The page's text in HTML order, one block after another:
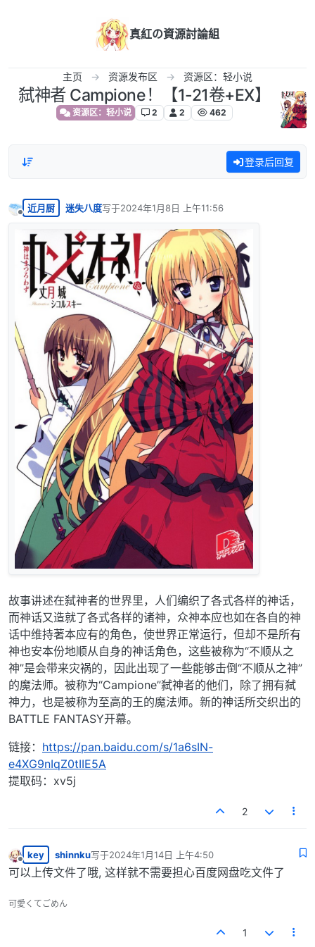
真紅の資源討論組
主页 资源发布区 资源区：轻小说
弑神者 Campione！【1-21卷+EX】
资源区：轻小说 2 2 462
登录后回复
离线
近月厨 迷失八度写于2024年1月8日 上午11:56
最后由 编辑
故事讲述在弑神者的世界里，人们编织了各式各样的神话，
而神话又造就了各式各样的诸神，众神本应也如在各自的神
话中维持著本应有的角色，使世界正常运行，但却不是所有
神也安本份地顺从自身的神话角色，这些被称为“不顺从之
神”是会带来灾祸的，因此出现了一些能够击倒“不顺从之神”
的魔法师。被称为“Campione”弑神者的他们，除了拥有弑
神力，也是被称为至高的王的魔法师。新的神话所交织出的
BATTLE FANTASY开幕。
链接： https://pan.baidu.com/s/1a6sIN-
e4XG9nIqZ0tIIE5A
提取码：xv5j
2
离线
key shinnku写于2024年1月14日 上午4:50
最后由 编辑
可以上传文件了哦, 这样就不需要担心百度网盘吃文件了
可愛くてごめん
1